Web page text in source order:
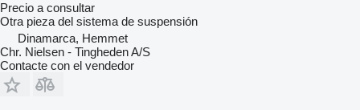
Precio a consultar
Otra pieza del sistema de suspensión
Dinamarca, Hemmet
Chr. Nielsen - Tingheden A/S
Contacte con el vendedor